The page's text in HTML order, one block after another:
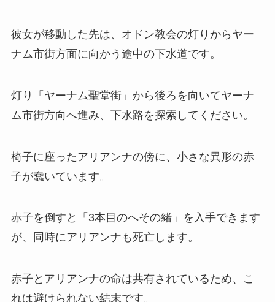
彼女が移動した先は、オドン教会の灯りからヤー
ナム市街方面に向かう途中の下水道です。
灯り「ヤーナム聖堂街」から後ろを向いてヤーナ
ム市街方向へ進み、下水路を探索してください。
椅子に座ったアリアンナの傍に、小さな異形の赤
子が蠢いています。
赤子を倒すと「3本目のへその緒」を入手できます
が、同時にアリアンナも死亡します。
赤子とアリアンナの命は共有されているため、こ
れは避けられない結末です。